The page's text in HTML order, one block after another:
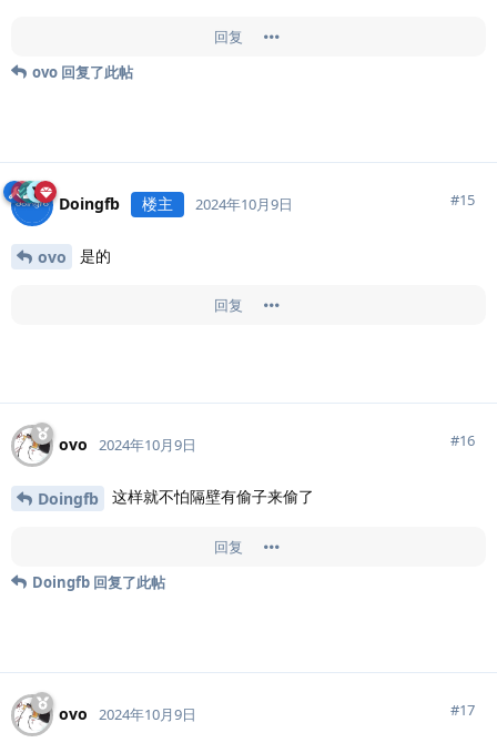
回复
ovo 回复了此帖
Doingfb 楼主 2024年10月9日 #15
ovo 是的
回复
ovo 2024年10月9日 #16
Doingfb 这样就不怕隔壁有偷子来偷了
回复
Doingfb 回复了此帖
ovo 2024年10月9日 #17